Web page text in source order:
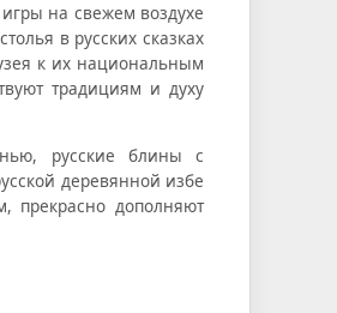
на свежем воздухе
в русских сказках
к их национальным
традициям и духу
русские блины с
деревянной избе
прекрасно дополняют